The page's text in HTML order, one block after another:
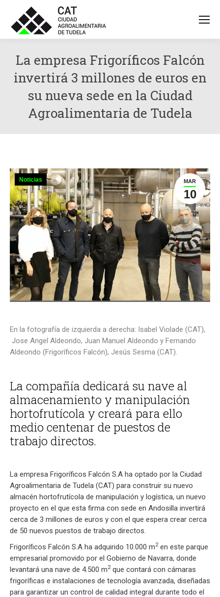
La empresa Frigoríficos Falcón
invertirá 3 millones de euros en
su nueva sede en la Ciudad
Agroalimentaria de Tudela
MAR
10
Noticias
En la fotografía de izquierda a derecha: Isabel Violade (CAT),
Jose Angel Aldeondo, Juan Manuel Aldeondo y Fernando
Aldeondo (Frigoríficos Falcón), Jesús Sesma (CAT).
La compañía dedicará su nave al
almacenamiento y manipulación
hortofrutícola y creará para ello
medio centenar de puestos de
trabajo directos.
La empresa Frigoríficos Falcón S.A ha optado por la Ciudad
Agroalimentaria de Tudela (CAT) para construir su nuevo
almacén hortofrutícola de manipulación y logística, un nuevo
proyecto en el que esta firma con sede en Andosilla invertirá
cerca de 3 millones de euros y con el que espera crear cerca
de 50 nuevos puestos de trabajo directos.
Frigoríficos Falcón S.A ha adquirido 10.000 m2en este parque
empresarial promovido por el Gobierno de Navarra, donde
levantará una nave de 4.500 m2que contará con cámaras
frigoríficas e instalaciones de tecnología avanzada, diseñadas
para garantizar un control de calidad integral durante todo el